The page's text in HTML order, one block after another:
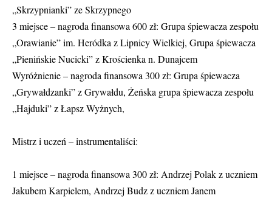
„Skrzypnianki” ze Skrzypnego
3 miejsce – nagroda finansowa 600 zł: Grupa śpiewacza zespołu
„Orawianie” im. Heródka z Lipnicy Wielkiej, Grupa śpiewacza
„Pienińskie Nucicki” z Krościenka n. Dunajcem
Wyróżnienie – nagroda finansowa 300 zł: Grupa śpiewacza
„Grywałdzanki” z Grywałdu, Żeńska grupa śpiewacza zespołu
„Hajduki” z Łapsz Wyżnych,
Mistrz i uczeń – instrumentaliści:
1 miejsce – nagroda finansowa 300 zł: Andrzej Polak z uczniem
Jakubem Karpielem, Andrzej Budz z uczniem Janem